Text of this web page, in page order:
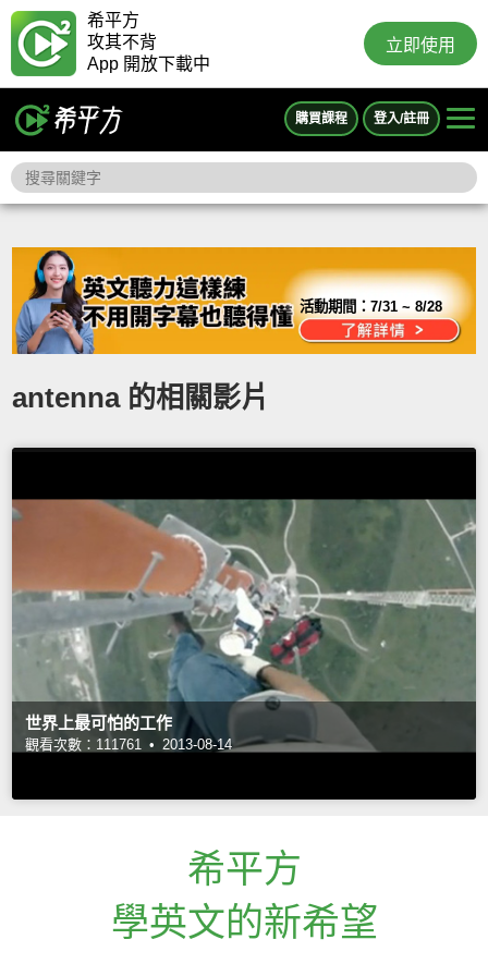
希平方
攻其不背
App 開放下載中
立即使用
購買課程 登入/註冊
活動期間：7/31 ~ 8/28
antenna 的相關影片
世界上最可怕的工作
觀看次數：111761 • 2013-08-14
希平方
學英文的新希望